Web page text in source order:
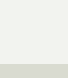
ve estetik